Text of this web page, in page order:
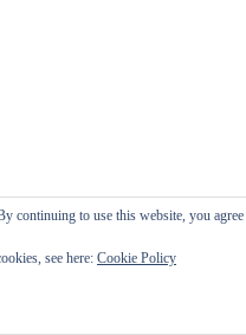
continuing to use this website, you
see here: Cookie Policy